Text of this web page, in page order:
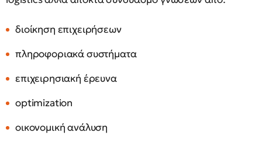
διοίκηση επιχειρήσεων
πληροφοριακά συστήματα
επιχειρησιακή έρευνα
optimization
οικονομική ανάλυση